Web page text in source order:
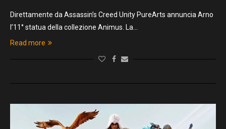
Direttamente da Assassin’s Creed Unity PureArts annuncia Arno
l’11° statua della collezione Animus. La…
Read more